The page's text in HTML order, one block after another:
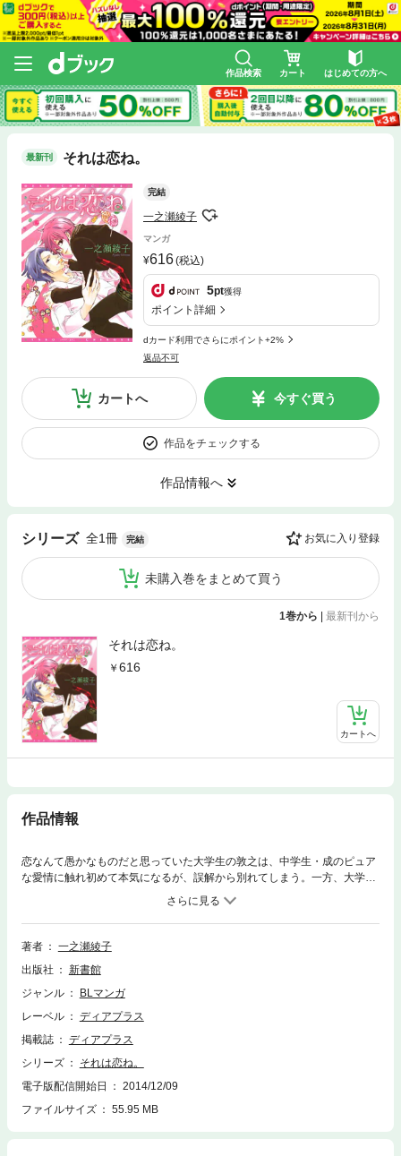
作品検索 カート はじめての方へ
最新刊 それは恋ね。
完結
一之瀬綾子
マンガ
616(税込)
5pt獲得
ポイント詳細
dカード利用でさらにポイント+2%
返品不可
カートへ 今すぐ買う
作品をチェックする
作品情報へ
シリーズ 全1冊 完結 お気に入り登録
未購入巻をまとめて買う
1巻から 最新刊から
それは恋ね。
616
カートへ
作品情報
恋なんて愚かなものだと思っていた大学生の敦之は、中学生・成のピュア
な愛情に触れ初めて本気になるが、誤解から別れてしまう。一方、大学准
教授の阿川は敦之に好意を持っていて……。未完のラヴ・ストーリー「そ
れは恋ね」ほか、「俺式恋愛計画」「初恋エレジー」など人気作のショー
ト番外篇＆イラストを多数掲載。多くのファンを魅了してやまなかった、
永遠にきらめき続ける一之瀬ワールドがここに！！
著者
一之瀬綾子
出版社
新書館
ジャンル
BLマンガ
レーベル
ディアプラス
掲載誌
ディアプラス
シリーズ
それは恋ね。
電子版配信開始日
2014/12/09
ファイルサイズ
55.95 MB